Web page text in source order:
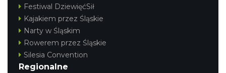
Festiwal DziewięćSił
Kajakiem przez Śląskie
Narty w Śląskim
Rowerem przez Śląskie
Silesia Convention
Regionalne